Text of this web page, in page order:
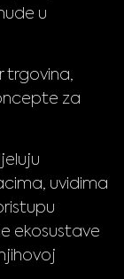
u
trgovina,
za
uvidima
ekosustave